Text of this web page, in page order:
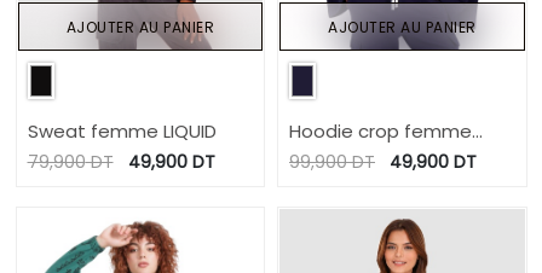
Sweat femme LIQUID
79,900DT 49,900DT
AJOUTER AU PANIER
Hoodie crop femme
LIVING MORE SUSTAINABLY
99,900DT 49,900 DT
AJOUTER AU PANIER